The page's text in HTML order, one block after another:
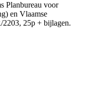
Planbureau voor
en Vlaamse
25p + bijlagen.